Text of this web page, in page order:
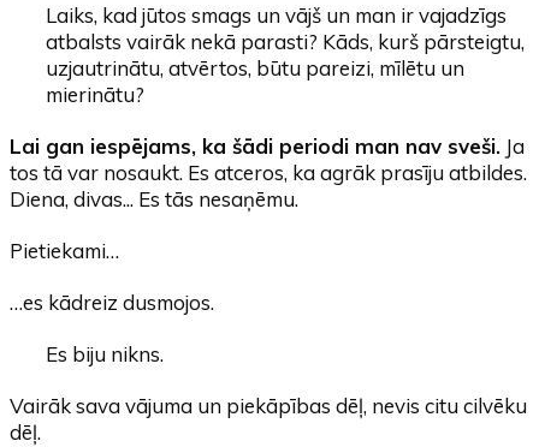
Laiks, kad jūtos smags un vājš un man ir vajadzīgs
atbalsts vairāk nekā parasti? Kāds, kurš pārsteigtu,
uzjautrinātu, atvērtos, būtu pareizi, mīlētu un
mierinātu?
Lai gan iespējams, ka šādi periodi man nav sveši. Ja
tos tā var nosaukt. Es atceros, ka agrāk prasīju atbildes.
Diena, divas... Es tās nesaņēmu.
Pietiekami…
…es kādreiz dusmojos.
Es biju nikns.
Vairāk sava vājuma un piekāpības dēļ, nevis citu cilvēku
dēļ.